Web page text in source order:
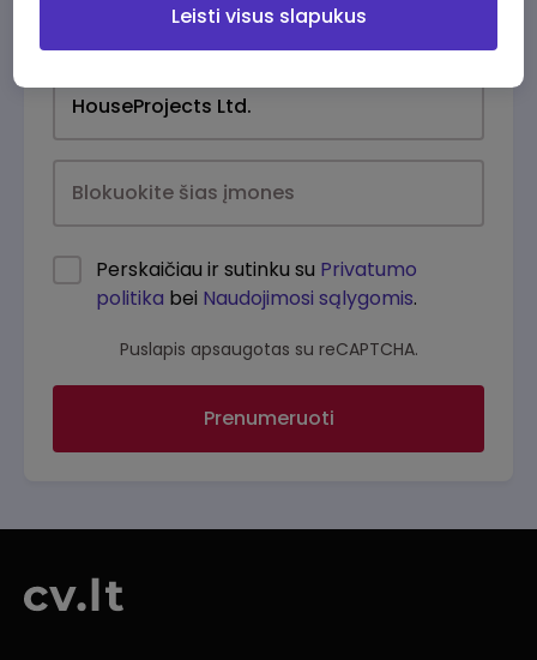
Perskaičiau ir sutinku su Privatumo
politika bei Naudojimosi sąlygomis.
Puslapis apsaugotas su reCAPTCHA.
Prenumeruoti
Leisti visus slapukus